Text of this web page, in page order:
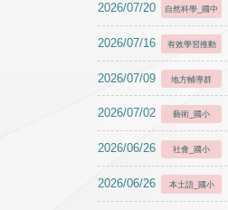
2026/07/20 自然科學_國中
2026/07/16 有效學習推動
2026/07/09 地方輔導群
2026/07/02 藝術_國小
2026/06/26 社會_國小
2026/06/26 本土語_國小